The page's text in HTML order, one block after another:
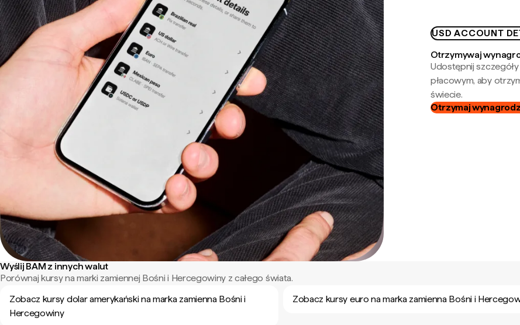
USD ACCOUNT
Otrzymywaj
Udostępnij szczegóły
płacowym, aby
świecie.
Otrzymaj
Wyślij BAM z innych walut
Porównaj kursy na marki zamiennej Bośni i Hercegowiny z całego świata.
Zobacz kursy dolar amerykański na marka zamienna Bośni i
Hercegowiny
Zobacz kursy euro na marka zamienna Bośni i